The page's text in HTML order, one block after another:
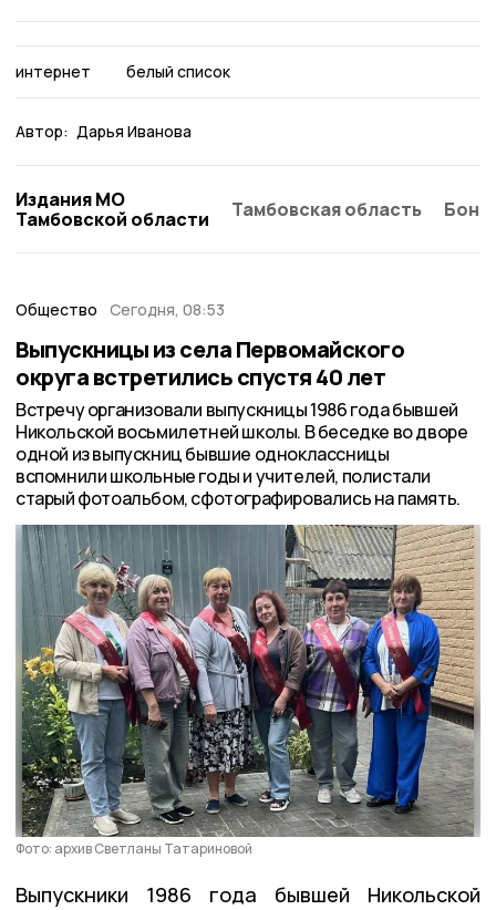
интернет белый список
Автор: Дарья Иванова
Издания МО
Тамбовской области
Тамбовская область
Общество Сегодня, 08:53
Выпускницы из села Первомайского
округа встретились спустя 40 лет
Встречу организовали выпускницы 1986 года бывшей
Никольской восьмилетней школы. В беседке во дворе
одной из выпускниц бывшие одноклассницы
вспомнили школьные годы и учителей, полистали
старый фотоальбом, сфотографировались на память.
Фото: архив Светланы Татариновой
Выпускники 1986 года бывшей Никольской